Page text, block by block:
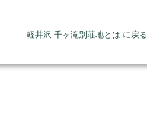
軽井沢 千ヶ滝別荘地とは に戻る